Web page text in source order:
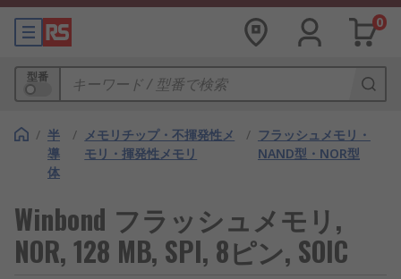
0
型番
/ 半
導
体
/ メモリチップ・不揮発性メ
モリ・揮発性メモリ
/ フラッシュメモリ・
NAND型・NOR型
Winbond フラッシュメモリ,
NOR, 128 MB, SPI, 8ピン, SOIC